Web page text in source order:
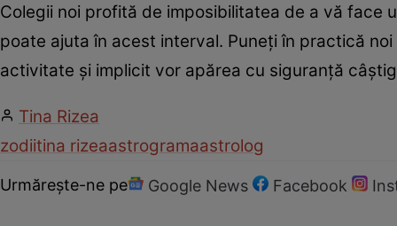
Colegii noi profită de imposibilitatea de a vă face
poate ajuta în acest interval. Puneţi în practică
activitate şi implicit vor apărea cu siguranţă
Tina Rizea
zodiitina rizeaastrogramaastrolog
Urmărește-ne pe Google News Facebook